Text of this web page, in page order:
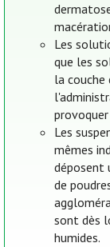
Les
que les
la couche
Les
mêmes
déposent
de
sont dès
humides.